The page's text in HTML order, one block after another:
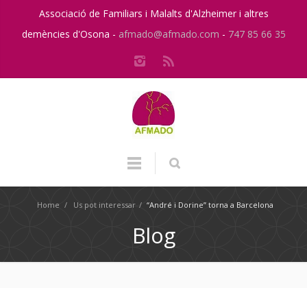
Associació de Familiars i Malalts d'Alzheimer i altres
demències d'Osona - afmado@afmado.com - 747 85 66 35
Home / Us pot interessar / “André i Dorine” torna a Barcelona
Blog